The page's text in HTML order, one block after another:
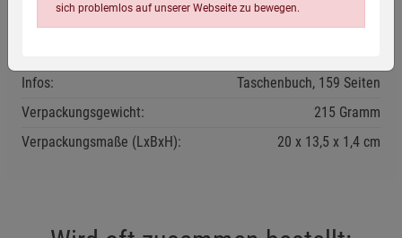
Infos:
Taschenbuch, 159 Seiten
Verpackungsgewicht:
215 Gramm
Verpackungsmaße (LxBxH):
20 13,5 1,4 cm
sich problemlos auf unserer Webseite zu bewegen.